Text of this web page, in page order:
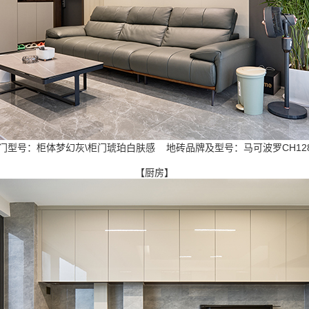
型号：柜体梦幻灰\柜门琥珀白肤感 地砖品牌及型号：马可波罗
【厨房】